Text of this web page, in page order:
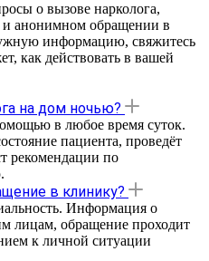
о вызове нарколога,
и анонимном обращении в
информацию, свяжитесь
как действовать в вашей
на дом ночью?
в любое время суток.
пациента, проведёт
рекомендации по
в клинику?
Информация о
лицам, обращение проходит
к личной ситуации